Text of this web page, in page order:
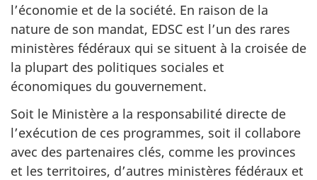
l’économie et de la société. En raison de la
nature de son mandat, EDSC est l’un des rares
ministères fédéraux qui se situent à la croisée de
la plupart des politiques sociales et
économiques du gouvernement.
Soit le Ministère a la responsabilité directe de
l’exécution de ces programmes, soit il collabore
avec des partenaires clés, comme les provinces
et les territoires, d’autres ministères fédéraux et